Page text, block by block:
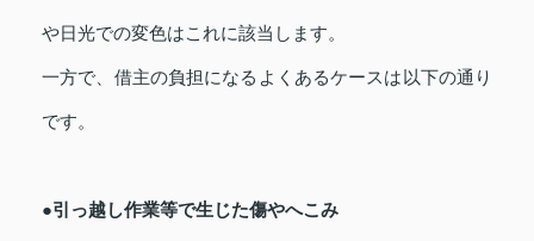
や日光での変色はこれに該当します。
一方で、借主の負担になるよくあるケースは以下の通り
です。
●引っ越し作業等で生じた傷やへこみ